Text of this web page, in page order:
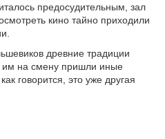
предосудительным, зал
кино тайно приходили
древние традиции
им на смену пришли иные
говорится, это уже другая